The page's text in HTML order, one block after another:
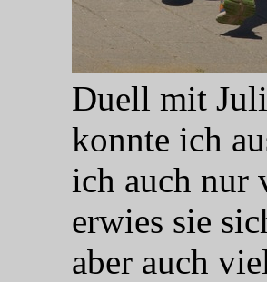
Duell mit
konnte ich
ich auch nur
erwies sie
aber auch